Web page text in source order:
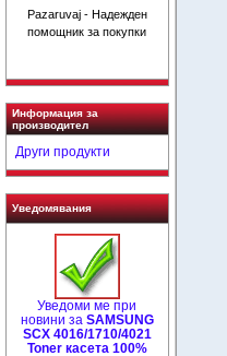
Pazaruvaj - Надежден
помощник за покупки
Информация за
производител
Други продукти
Уведомявания
Уведоми ме при
новини за SAMSUNG
SCX 4016/1710/4021
Toner касета 100%